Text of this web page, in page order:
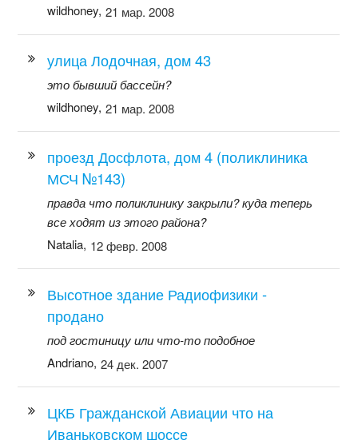
wildhoney, 21 мар. 2008
улица Лодочная, дом 43
это бывший бассейн?
wildhoney, 21 мар. 2008
проезд Досфлота, дом 4 (поликлиника
МСЧ №143)
правда что поликлинику закрыли? куда теперь
все ходят из этого района?
Natalia, 12 февр. 2008
Высотное здание Радиофизики -
продано
под гостиницу или что-то подобное
Andriano, 24 дек. 2007
ЦКБ Гражданской Авиации что на
Иваньковском шоссе